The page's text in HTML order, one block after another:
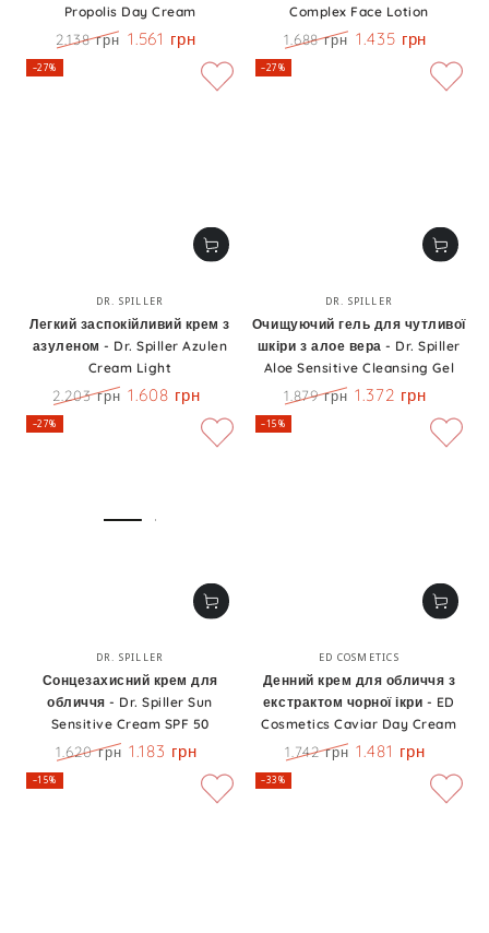
Propolis Day Cream
Ціна
2.138 грн 1.561 грн
Complex Face Lotion
Ціна
1.688 грн 1.435 грн
Бренд:
DR. SPILLER
Легкий заспокійливий крем з
азуленом - Dr. Spiller Azulen
Cream Light
Ціна
2.203 грн 1.608 грн
–27%
Бренд:
DR. SPILLER
Очищуючий гель для чутливої
шкіри з алое вера - Dr. Spiller
Aloe Sensitive Cleansing Gel
Ціна
1.879 грн 1.372 грн
–27%
Бренд:
DR. SPILLER
Сонцезахисний крем для
обличчя - Dr. Spiller Sun
Sensitive Cream SPF 50
Ціна
1.620 грн 1.183 грн
–27%
Бренд:
ED COSMETICS
Денний крем для обличчя з
екстрактом чорної ікри - ED
Cosmetics Caviar Day Cream
Ціна
1.742 грн 1.481 грн
–15%
–15% –33%